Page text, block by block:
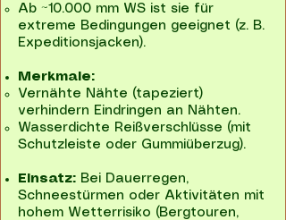
Ab ~10.000 mm WS ist sie für
extreme Bedingungen geeignet (z. B.
Expeditionsjacken).
Merkmale:
Vernähte Nähte (tapeziert)
verhindern Eindringen an Nähten.
Wasserdichte Reißverschlüsse (mit
Schutzleiste oder Gummiüberzug).
Einsatz: Bei Dauerregen,
Schneestürmen oder Aktivitäten mit
hohem Wetterrisiko (Bergtouren,